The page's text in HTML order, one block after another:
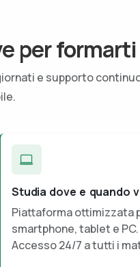
per formarti
e supporto
Studia dove e quando
Piattaforma ottimizzata
smartphone, tablet e PC.
Accesso 24/7 a tutti i